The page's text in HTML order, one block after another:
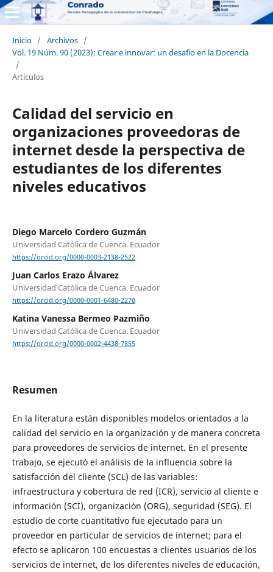
Inicio / Archivos /
Vol. 19 Núm. 90 (2023): Crear e innovar: un desafio en la Docencia
/
Artículos
Calidad del servicio en
organizaciones proveedoras de
internet desde la perspectiva de
estudiantes de los diferentes
niveles educativos
Diego Marcelo Cordero Guzmán
Universidad Católica de Cuenca. Ecuador
https://orcid.org/0000-0003-2138-2522
Juan Carlos Erazo Álvarez
Universidad Católica de Cuenca. Ecuador
https://orcid.org/0000-0001-6480-2270
Katina Vanessa Bermeo Pazmiño
Universidad Católica de Cuenca. Ecuador
https://orcid.org/0000-0002-4438-7855
Resumen
En la literatura están disponibles modelos orientados a la
calidad del servicio en la organización y de manera concreta
para proveedores de servicios de internet. En el presente
trabajo, se ejecutó el análisis de la influencia sobre la
satisfacción del cliente (SCL) de las variables:
infraestructura y cobertura de red (ICR), servicio al cliente e
información (SCI), organización (ORG), seguridad (SEG). El
estudio de corte cuantitativo fue ejecutado para un
proveedor en particular de servicios de internet; para el
efecto se aplicaron 100 encuestas a clientes usuarios de los
servicios de internet, de los diferentes niveles de educación,